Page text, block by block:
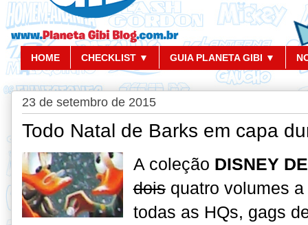
HOME CHECKLIST ▼ GUIA PLANETA GIBI ▼
23 de setembro de 2015
Todo Natal de Barks em capa
A coleção DISNEY
doisquatro volumes a
todas as HQs, gags